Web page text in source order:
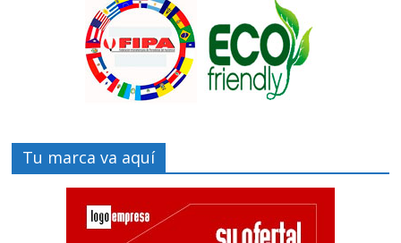
Tu marca va aquí